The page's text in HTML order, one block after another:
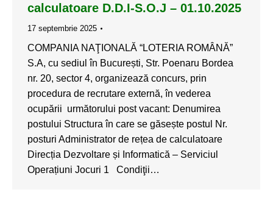
calculatoare D.D.I-S.O.J – 01.10.2025
17 septembrie 2025
COMPANIA NAŢIONALĂ “LOTERIA ROMÂNĂ”
S.A, cu sediul în București, Str. Poenaru Bordea
nr. 20, sector 4, organizează concurs, prin
procedura de recrutare externă, în vederea
ocupării următorului post vacant: Denumirea
postului Structura în care se găsește postul Nr.
posturi Administrator de rețea de calculatoare
Direcția Dezvoltare și Informatică – Serviciul
Operațiuni Jocuri 1 Condiţii…